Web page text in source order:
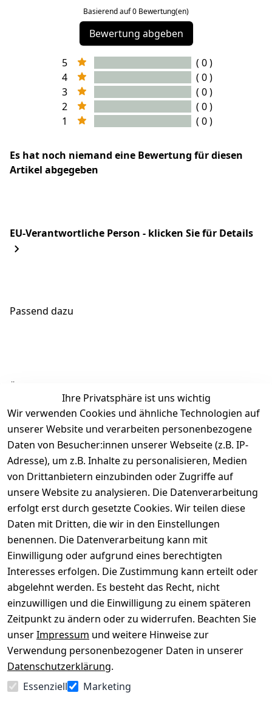
Basierend auf 0 Bewertung(en)
Bewertung abgeben
5
( 0 )
4
( 0 )
3
( 0 )
2
( 0 )
1
( 0 )
Es hat noch niemand eine Bewertung für diesen
Artikel abgegeben
EU-Verantwortliche Person - klicken Sie für Details
Passend dazu
Ähnliche Produkte
Ihre Privatsphäre ist uns wichtig
Wir verwenden Cookies und ähnliche Technologien auf
unserer Website und verarbeiten personenbezogene
Daten von Besucher:innen unserer Webseite (z.B. IP-
Adresse), um z.B. Inhalte zu personalisieren, Medien
von Drittanbietern einzubinden oder Zugriffe auf
unsere Website zu analysieren. Die Datenverarbeitung
erfolgt erst durch gesetzte Cookies. Wir teilen diese
Daten mit Dritten, die wir in den Einstellungen
benennen. Die Datenverarbeitung kann mit
Einwilligung oder aufgrund eines berechtigten
Interesses erfolgen. Die Zustimmung kann erteilt oder
abgelehnt werden. Es besteht das Recht, nicht
einzuwilligen und die Einwilligung zu einem späteren
Zeitpunkt zu ändern oder zu widerrufen. Beachten Sie
unserImpressum und weitere Hinweise zur
Verwendung personenbezogener Daten in unserer
Datenschutzerklärung.
Essenziell
Marketing
Rechtliches
AGB
Impressum
Datenschutze
rklärung
Barrierefreihe
itserklärung
Widerrufsrec
ht
Über uns
Kontakt
Registrieren
Kataloge zum
Download
Pflege &
Kundendienst
Kiefermöbel
Hilfe
Wir
versenden
mit
Zahle
bequem per
Vertrag
widerrufen